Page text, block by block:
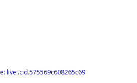
live:.cid.575569c608265c69